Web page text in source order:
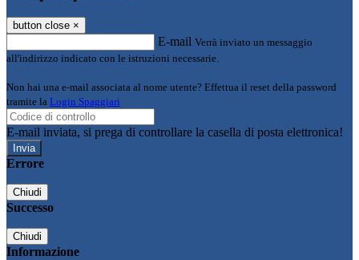
button close ×
E-mail Verrà inviato un messaggio
all'indirizzo indicato con le istruzioni necessarie.
Non hai una e-mail associata al nome utente? Effettua il reset della password
tramite la Login Spaggiari
E-mail inviata, si prega di controllare la casella di posta elettronica!
Errore
Chiudi
Successo
Chiudi
Informazione